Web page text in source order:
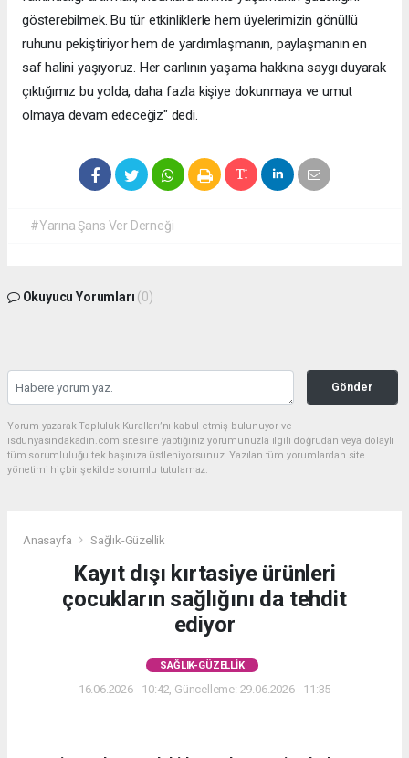
gösterebilmek. Bu tür etkinliklerle hem üyelerimizin gönüllü
ruhunu pekiştiriyor hem de yardımlaşmanın, paylaşmanın en
saf halini yaşıyoruz. Her canlının yaşama hakkına saygı duyarak
çıktığımız bu yolda, daha fazla kişiye dokunmaya ve umut
olmaya devam edeceğiz" dedi.
#Yarına Şans Ver Derneği
Okuyucu Yorumları (0)
Gönder
Yorum yazarak Topluluk Kuralları’nı kabul etmiş bulunuyor ve
isdunyasindakadin.com sitesine yaptığınız yorumunuzla ilgili doğrudan veya dolaylı
tüm sorumluluğu tek başınıza üstleniyorsunuz. Yazılan tüm yorumlardan site
yönetimi hiçbir şekilde sorumlu tutulamaz.
Anasayfa Sağlık-Güzellik
Kayıt dışı kırtasiye ürünleri
çocukların sağlığını da tehdit
ediyor
SAĞLIK-GÜZELLIK
16.06.2026 - 10:42, Güncelleme: 29.06.2026 - 11:35